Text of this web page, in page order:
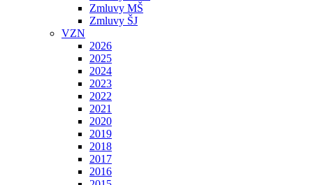
Zmluvy MŠ
Zmluvy ŠJ
VZN
2026
2025
2024
2023
2022
2021
2020
2019
2018
2017
2016